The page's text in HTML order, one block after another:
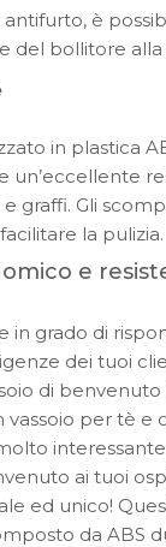
antifurto, è
del bollitore alla
in plastica
un’eccellente
graffi. Gli
la pulizia.
e
in grado di
dei tuoi
di
vassoio per tè
ai tuoi
ed unico!
da ABS